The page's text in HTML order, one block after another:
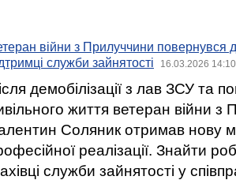
війни з Прилуччини повернувся
служби зайнятості
16.03.2026 14:10
демобілізації з лав ЗСУ та
життя ветеран війни з
Соляник отримав нову
реалізації. Знайти
служби зайнятості у